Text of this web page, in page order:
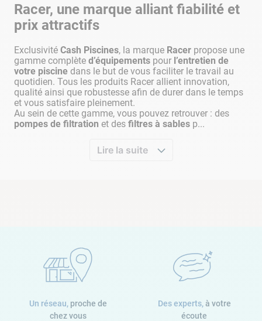
Longueur de câble
Sans fil
Poids
8,1 kg
Systeme anti torsion / Swivel
Non
Type de revêtement
Carrelage
Coque
Pvc armé
Racer, une marque alliant fiabilité et
prix attractifs
Exclusivité Cash Piscines, la marque Racer propose une
gamme complète d’équipements pour l’entretien de
votre piscine dans le but de vous faciliter le travail au
quotidien. Tous les produits Racer allient innovation,
qualité ainsi que robustesse afin de durer dans le temps
et vous satisfaire pleinement.
Au sein de cette gamme, vous pouvez retrouver : des
pompes de filtration et des filtres à sables p...
Lire la suite
Un réseau, proche de
chez vous
Des experts, à votre
écoute